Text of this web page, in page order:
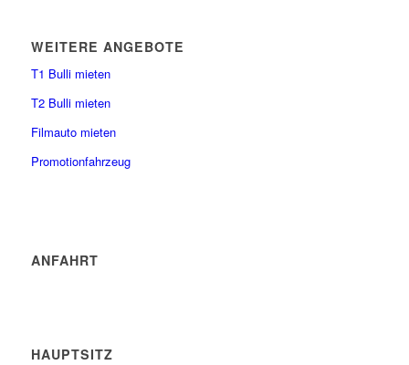
WEITERE ANGEBOTE
T1 Bulli mieten
T2 Bulli mieten
Filmauto mieten
Promotionfahrzeug
ANFAHRT
HAUPTSITZ